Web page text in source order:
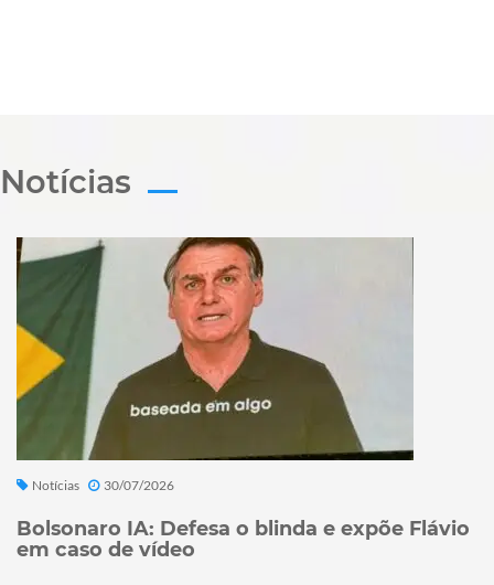
Notícias
Notícias 30/07/2026
Bolsonaro IA: Defesa o blinda e expõe Flávio
em caso de vídeo